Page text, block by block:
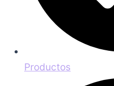
Productos